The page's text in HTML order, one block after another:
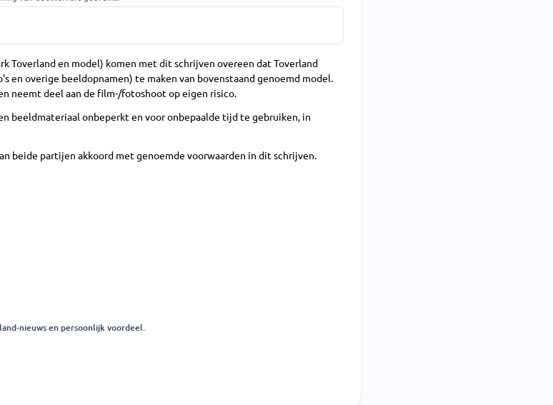
Toverland en model) komen met dit schrijven overeen dat Toverland
overige beeldopnamen) te maken van bovenstaand genoemd model.
neemt deel aan de film-/fotoshoot op eigen risico.
beeldmateriaal onbeperkt en voor onbepaalde tijd te gebruiken, in
beide partijen akkoord met genoemde voorwaarden in dit schrijven.
nieuws en persoonlijk voordeel.